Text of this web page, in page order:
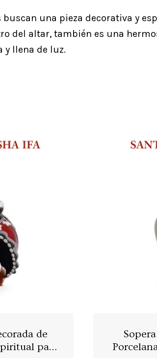
buscan una pieza decorativa y
del altar, también es una
y llena de luz.
de
para